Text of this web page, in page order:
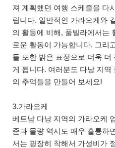
져 계획했던 여행 스케줄을 다
립니다. 일반적인 가라오케와
의 활동에 비해, 풀빌라에서는
로운 활동이 가능합니다. 그리
들 또한 밝은 표정으로 더욱
게 됩니다. 여러분도 다낭 지역
의 추억들을 만들어 보세요!
3.가라오케
베트남 다낭 지역의 가라오케
준과 물량 역시도 매우 훌륭하
서는 굉장히 착해서 가성비가